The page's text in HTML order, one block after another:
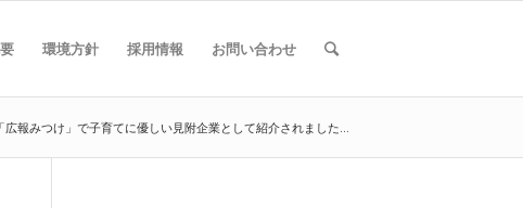
環境方針 採用情報 お問い合わせ
広報みつけ」で子育てに優しい見附企業として紹介されました...